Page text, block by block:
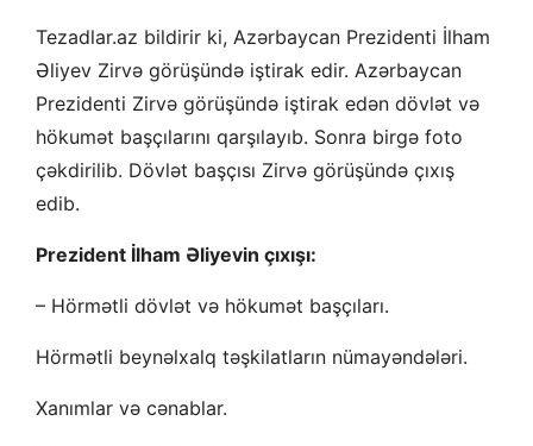
Tezadlar.az bildirir ki, Azərbaycan Prezidenti İlham
Əliyev Zirvə görüşündə iştirak edir. Azərbaycan
Prezidenti Zirvə görüşündə iştirak edən dövlət və
hökumət başçılarını qarşılayıb. Sonra birgə foto
çəkdirilib. Dövlət başçısı Zirvə görüşündə çıxış
edib.
Prezident İlham Əliyevin çıxışı:
– Hörmətli dövlət və hökumət başçıları.
Hörmətli beynəlxalq təşkilatların nümayəndələri.
Xanımlar və cənablar.